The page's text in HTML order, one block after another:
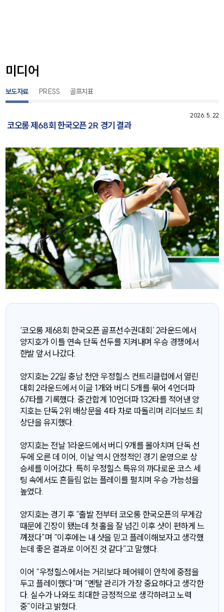
미디어
보도자료 PRESS 골프지표
2026. 5. 22
코오롱 제68회 한국오픈 2R 경기 결과
‘코오롱 제68회 한국오픈 골프선수권대회’ 2라운드에서
양지호가 이틀 연속 단독 선두를 지켜내며 우승 경쟁에서
한발 앞서 나갔다.
양지호는 22일 충남 천안 우정힐스 컨트리클럽에서 열린
대회 2라운드에서 이글 1개와 버디 5개를 묶어 4언더파
67타를 기록했다. 중간합계 10언더파 132타를 적어낸 양
지호는 단독 2위 배상문을 4타 차로 따돌리며 리더보드 최
상단을 유지했다.
양지호는 전날 1라운드에서 버디 9개를 몰아치며 단독 선
두에 오른 데 이어, 이날 역시 안정적인 경기 운영으로 상
승세를 이어갔다. 특히 우정힐스 특유의 까다로운 코스 세
팅 속에서도 흔들림 없는 플레이를 펼치며 우승 가능성을
높였다.
양지호는 경기 후 “출발 전부터 코오롱 한국오픈의 무게감
때문에 긴장이 됐는데 첫 홀을 잘 넘긴 이후 샷이 편하게 느
껴졌다”며 “이후에는 내 샷을 믿고 플레이해보자고 생각했
는데 좋은 결과로 이어진 것 같다”고 말했다.
이어 “우정힐스에서는 거리보다 페어웨이 안착에 중점을
두고 플레이했다”며 “멘탈 관리가 가장 중요하다고 생각한
다. 실수가 나와도 최대한 긍정적으로 생각하려고 노력
중”이라고 밝혔다.